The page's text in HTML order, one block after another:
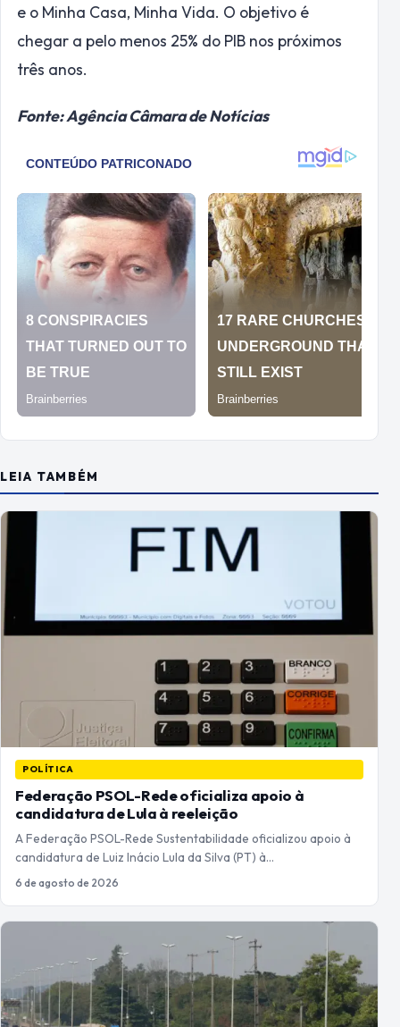
e o Minha Casa, Minha Vida. O objetivo é
chegar a pelo menos 25% do PIB nos próximos
três anos.
Fonte: Agência Câmara de Notícias
LEIA TAMBÉM
POLÍTICA
Federação PSOL-Rede oficializa apoio à
candidatura de Lula à reeleição
A Federação PSOL-Rede Sustentabilidade oficializou apoio à
candidatura de Luiz Inácio Lula da Silva (PT) à…
6 de agosto de 2026